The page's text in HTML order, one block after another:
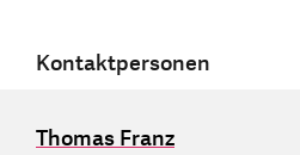
Kontaktpersonen
Thomas Franz